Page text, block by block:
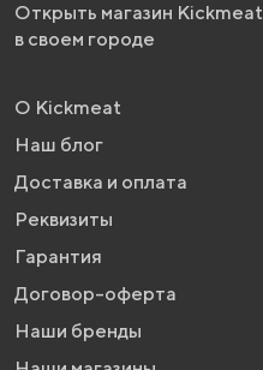
Открыть магазин Kickmeat
в своем городе
О Kickmeat
Наш блог
Доставка и оплата
Реквизиты
Гарантия
Договор-оферта
Наши бренды